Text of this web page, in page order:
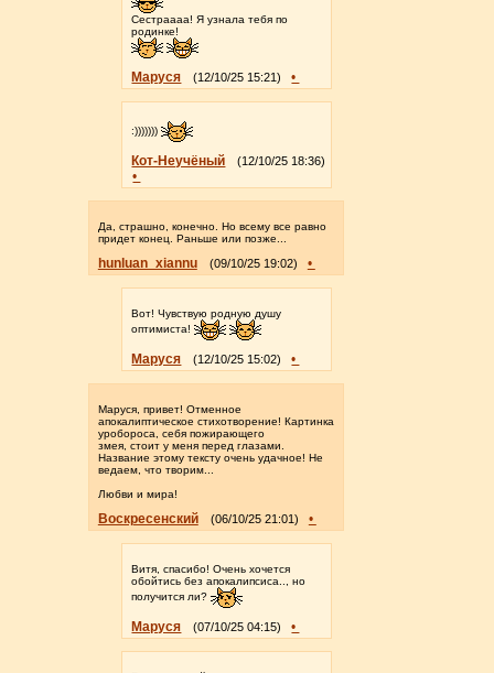
Сестраааа! Я узнала тебя по
родинке!
Маруся (12/10/25 15:21) •
:)))))))
Кот-Неучёный (12/10/25 18:36)
•
Да, страшно, конечно. Но всему все равно
придет конец. Раньше или позже...
hunluan_xiannu (09/10/25 19:02) •
Вот! Чувствую родную душу
оптимиста!
Маруся (12/10/25 15:02) •
Маруся, привет! Отменное
апокалиптическое стихотворение! Картинка
уробороса, себя пожирающего
змея, стоит у меня перед глазами.
Название этому тексту очень удачное! Не
ведаем, что творим...
Любви и мира!
Воскресенский (06/10/25 21:01) •
Витя, спасибо! Очень хочется
обойтись без апокалипсиса.., но
получится ли?
Маруся (07/10/25 04:15) •